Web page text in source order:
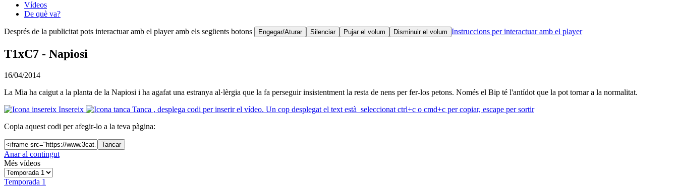
Vídeos
De què va?
Després de la publicitat pots interactuar amb el player amb els següents botons Engegar/Aturar Silenciar Pujar el volum Disminuir el volum Instruccions per interactuar amb el player
T1xC7 - Napiosi
16/04/2014
La Mia ha caigut a la planta de la Napiosi i ha agafat una estranya al·lèrgia que la fa perseguir insistentment la resta de nens per fer-los petons. Només el Bip té l'antídot que la pot tornar a la normalitat.
Insereix
Tanca , desplega codi per inserir el vídeo. Un cop desplegat el text està seleccionat ctrl+c o cmd+c per copiar, escape per sortir
Copia aquest codi per afegir-lo a la teva pàgina:
Tancar
Anar al contingut
Més vídeos
Temporada 1